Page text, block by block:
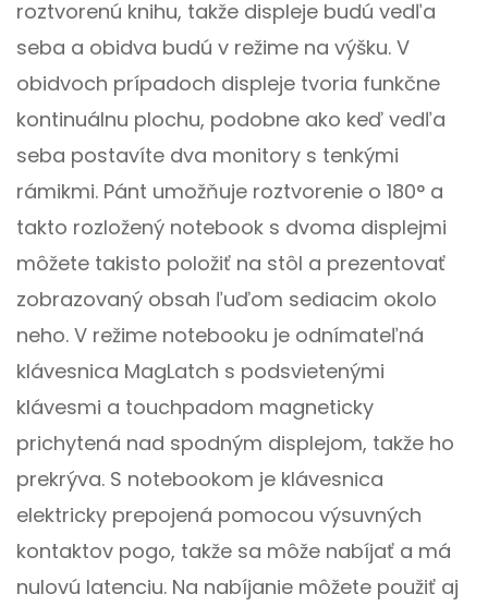
roztvorenú knihu, takže displeje budú vedľa
seba a obidva budú v režime na výšku. V
obidvoch prípadoch displeje tvoria funkčne
kontinuálnu plochu, podobne ako keď vedľa
seba postavíte dva monitory s tenkými
rámikmi. Pánt umožňuje roztvorenie o 180° a
takto rozložený notebook s dvoma displejmi
môžete takisto položiť na stôl a prezentovať
zob­razovaný obsah ľuďom sediacim okolo
neho. V režime notebooku je odnímateľná
klávesnica MagLatch s podsvietenými
klávesmi a touchpadom magneticky
prichytená nad spodným displejom, takže ho
prekrýva. S notebookom je klávesnica
elektricky prepojená pomocou výsuvných
kontaktov pogo, takže sa môže nabíjať a má
nulovú latenciu. Na nabíjanie môžete použiť aj